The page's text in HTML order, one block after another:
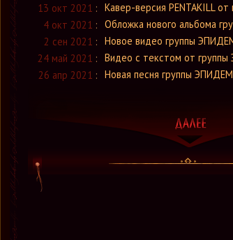
13 окт 2021 : Кавер-версия PENTAKILL
4 окт 2021 : Обложка нового альбома
2 сен 2021 : Новое видео группы
24 май 2021 : Видео с текстом от
26 апр 2021 : Новая песня группы